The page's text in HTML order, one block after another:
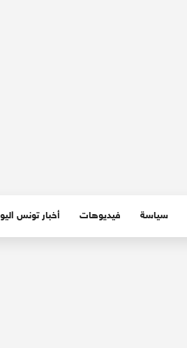
سياسة فيديوهات أخبار تونس